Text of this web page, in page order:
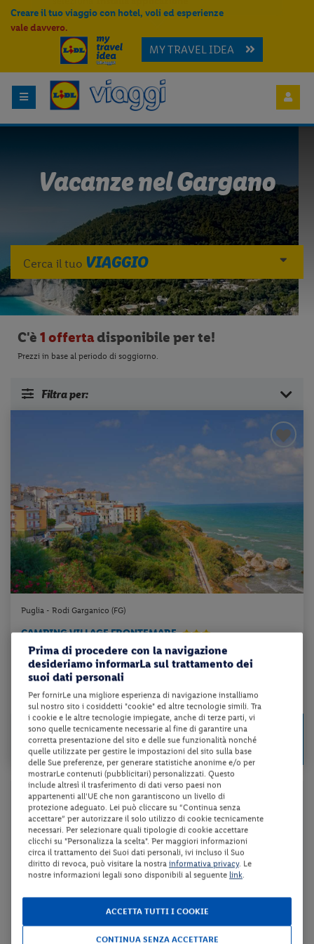
Creare il tuo viaggio con hotel, voli ed esperienze
vale davvero.
MY TRAVEL IDEA
Vacanze nel Gargano
Cerca il tuo VIAGGIO
C'è1 offertadisponibile per te!
Prezzi in base al periodo di soggiorno.
Filtra per:
Puglia - Rodi Garganico (FG)
CAMPING VILLAGE FRONTEMARE
soft All Inclusive + servizio spiaggia + utilizzo della piscina scope...
da 174 € per notte
Check-in
il 30/08/26 da1215 €
per unità per 7 notti
Gargano
Il Gargano è un promontorio dalla natura incontaminata che
offre una notevole varietà di paesaggi che rendono la
regione particolarmente adatta ad ogni tipologia di
del turismo ecologico, di quello culturale ed anche di quello
religioso. Quando arriva la bella stagione sono numerosi
Prima di procedere con la navigazione
desideriamo informarLa sul trattamento dei
suoi dati personali
Per fornirLe una migliore esperienza di navigazione installiamo
sul nostro sito i cosiddetti "cookie" ed altre tecnologie simili. Tra
i cookie e le altre tecnologie impiegate, anche di terze parti, vi
sono quelle tecnicamente necessarie al fine di garantire una
corretta presentazione del sito e delle sue funzionalità nonché
quelle utilizzate per gestire le impostazioni del sito sulla base
delle Sue preferenze, per generare statistiche anonime e/o per
mostrarLe contenuti (pubblicitari) personalizzati. Questo
include altresì il trasferimento di dati verso paesi non
appartenenti all'UE che non garantiscono un livello di
protezione adeguato. Lei può cliccare su “Continua senza
accettare” per autorizzare il solo utilizzo di cookie tecnicamente
necessari. Per selezionare quali tipologie di cookie accettare
clicchi su "Personalizza la scelta". Per maggiori informazioni
circa il trattamento dei Suoi dati personali, ivi incluso il Suo
diritto di revoca, può visitare la nostra informativa privacy. Le
nostre informazioni legali sono disponibili al seguente link.
ACCETTA TUTTI I COOKIE
CONTINUA SENZA ACCETTARE
Per aggiungereLidl Viaggialla tua
Home, apri il menu opzioni evidenziato
dall' icona
e selezionaInstalla
applicazione